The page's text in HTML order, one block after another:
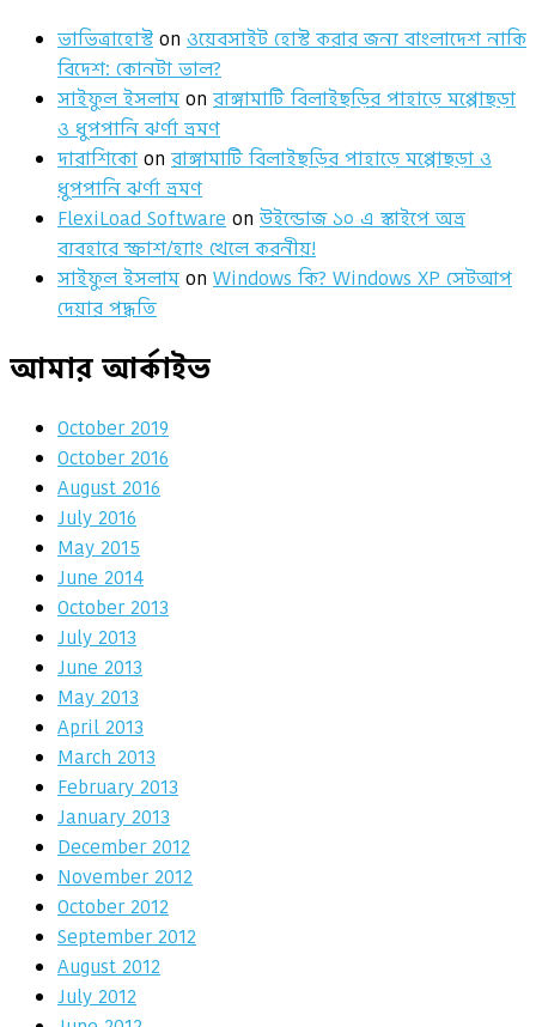
ভাভিত্রাহোস্ট on ওয়েবসাইট হোস্ট করার জন্য বাংলাদেশ নাকি
বিদেশ: কোনটা ভাল?
সাইফুল ইসলাম on রাঙ্গামাটি বিলাইছড়ির পাহাড়ে মপ্পোছড়া
ও ধুপপানি ঝর্ণা ভ্রমণ
দারাশিকো on রাঙ্গামাটি বিলাইছড়ির পাহাড়ে মপ্পোছড়া ও
ধুপপানি ঝর্ণা ভ্রমণ
FlexiLoad Software on উইন্ডোজ ১০ এ স্কাইপে অভ্র
ব্যবহারে স্ক্রাশ/হ্যাং খেলে করনীয়!
সাইফুল ইসলাম on Windows কি? Windows XP সেটআপ
দেয়ার পদ্ধতি
আমার আর্কাইভ
October 2019
October 2016
August 2016
July 2016
May 2015
June 2014
October 2013
July 2013
June 2013
May 2013
April 2013
March 2013
February 2013
January 2013
December 2012
November 2012
October 2012
September 2012
August 2012
July 2012